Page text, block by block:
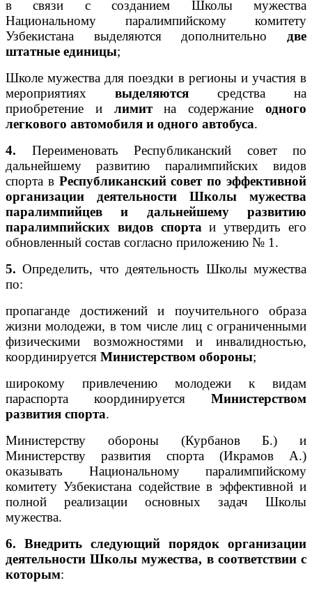
в связи с созданием Школы мужества
Национальному паралимпийскому комитету
Узбекистана выделяются дополнительно две
штатные единицы;
Школе мужества для поездки в регионы и участия в
мероприятиях выделяются средства на
приобретение и лимитна содержаниеодного
легкового автомобиля и одного автобуса.
4. Переименовать Республиканский совет по
дальнейшему развитию паралимпийских видов
спорта в Республиканский совет по эффективной
организации деятельности Школы мужества
паралимпийцев и дальнейшему развитию
паралимпийских видов спорта и утвердить его
обновленный состав согласно приложению № 1.
5. Определить, что деятельность Школы мужества
по:
пропаганде достижений и поучительного образа
жизни молодежи, в том числе лиц с ограниченными
физическими возможностями и инвалидностью,
координируется Министерством обороны;
широкому привлечению молодежи к видам
параспорта координируется Министерством
развития спорта.
Министерству обороны (Курбанов Б.) и
Министерству развития спорта (Икрамов А.)
оказывать Национальному паралимпийскому
комитету Узбекистана содействие в эффективной и
полной реализации основных задач Школы
мужества.
6. Внедрить следующий порядок организации
деятельности Школы мужества, в соответствии с
которым: